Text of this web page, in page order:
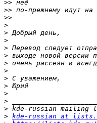
>>
>> по-прежнему идут на
>>
>
>
>
>
>
>
>
>
>
>
>
>
> kde-russian at